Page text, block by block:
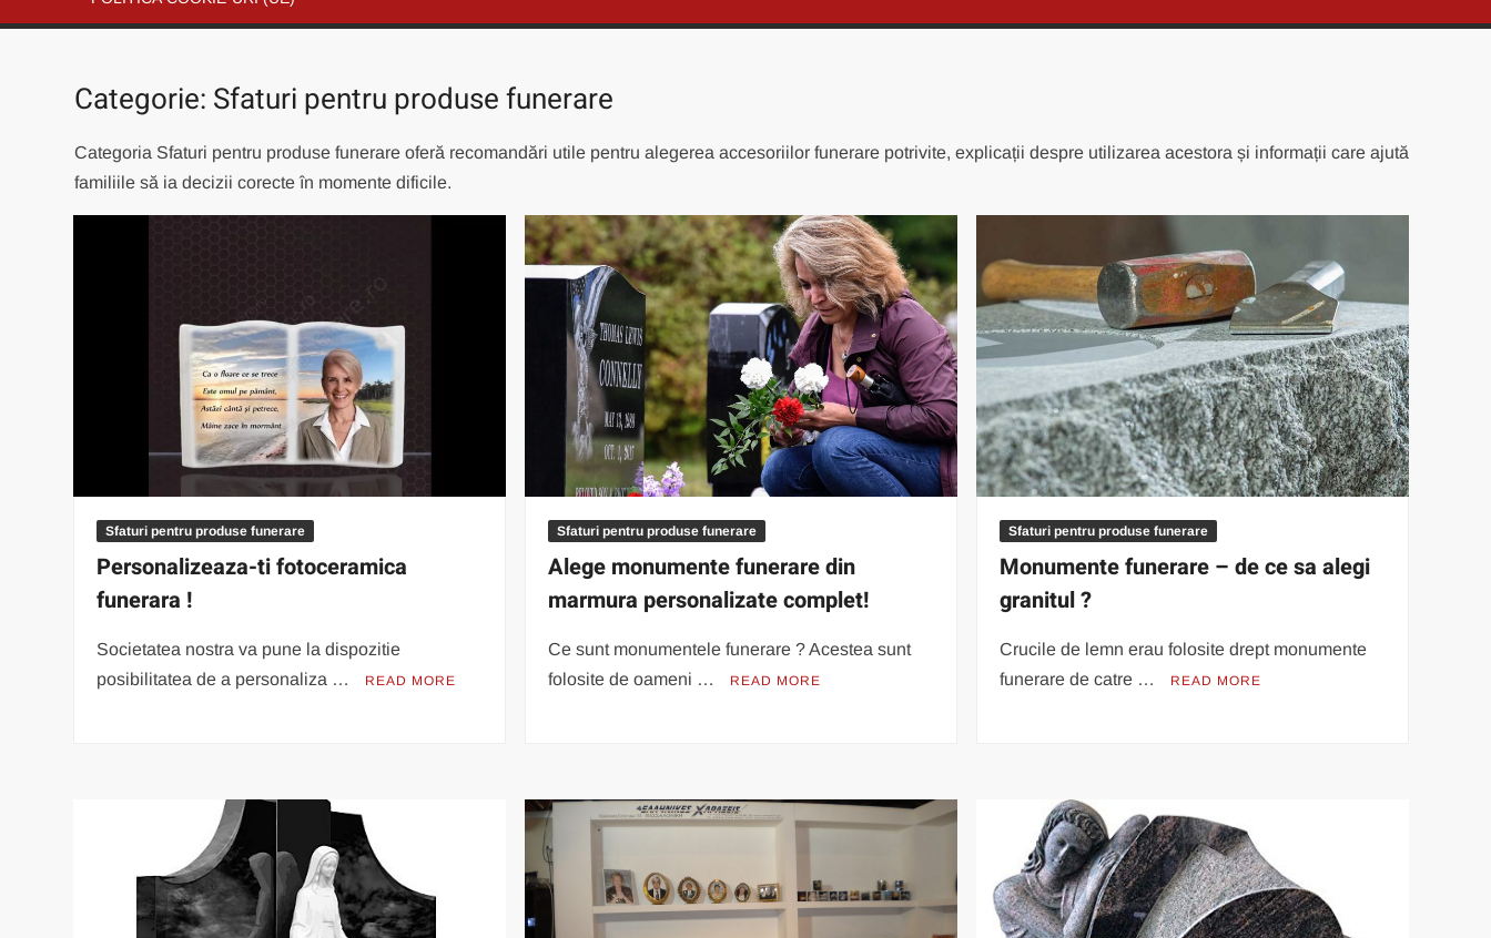
Categorie: Sfaturi pentru produse funerare
Categoria Sfaturi pentru produse funerare oferă recomandări utile pentru alegerea accesoriilor funerare potrivite, explicații despre utilizarea acestora și informații care ajută
familiile să ia decizii corecte în momente dificile.
Sfaturi pentru produse funerare
Personalizeaza-ti fotoceramica
funerara !
Societatea nostra va pune la dispozitie
posibilitatea de a personaliza …
READ MORE
Sfaturi pentru produse funerare
Alege monumente funerare din
marmura personalizate complet!
Ce sunt monumentele funerare ? Acestea sunt
folosite de oameni …
READ MORE
Sfaturi pentru produse funerare
Monumente funerare – de ce sa alegi
granitul ?
Crucile de lemn erau folosite drept monumente
funerare de catre …
READ MORE